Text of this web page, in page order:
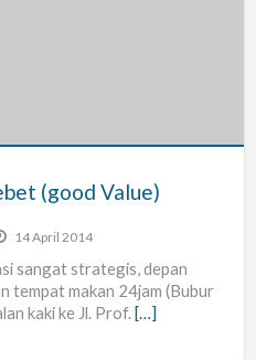
(good Value)
14 April 2014
sangat strategis, depan
tempat makan 24jam (Bubur
kaki ke Jl. Prof. […]